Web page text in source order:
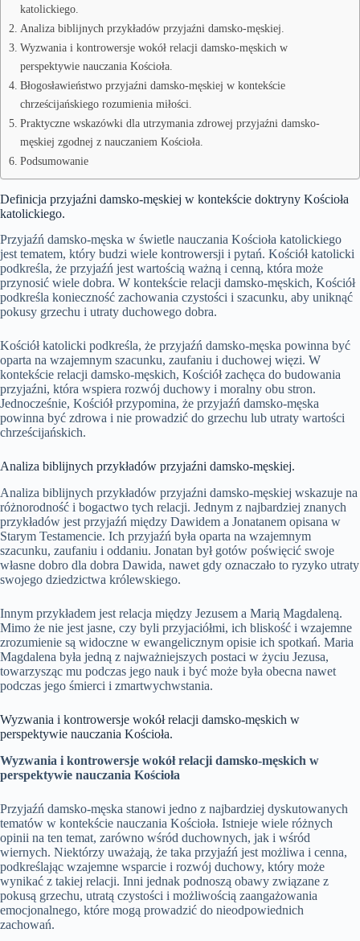
katolickiego.
Analiza biblijnych przykładów przyjaźni damsko-męskiej.
Wyzwania i kontrowersje wokół relacji damsko-męskich w
perspektywie nauczania Kościoła.
Błogosławieństwo przyjaźni damsko-męskiej w kontekście
chrześcijańskiego rozumienia miłości.
Praktyczne wskazówki dla utrzymania zdrowej przyjaźni damsko-
męskiej zgodnej z nauczaniem Kościoła.
Podsumowanie
Definicja przyjaźni damsko-męskiej w kontekście doktryny Kościoła
katolickiego.
Przyjaźń damsko-męska w świetle nauczania Kościoła katolickiego
jest tematem, który budzi wiele kontrowersji i pytań. Kościół katolicki
podkreśla, że przyjaźń jest wartością ważną i cenną, która może
przynosić wiele dobra. W kontekście relacji damsko-męskich, Kościół
podkreśla konieczność zachowania czystości i szacunku, aby uniknąć
pokusy grzechu i utraty duchowego dobra.
Kościół katolicki podkreśla, że przyjaźń damsko-męska powinna być
oparta na wzajemnym szacunku, zaufaniu i duchowej więzi. W
kontekście relacji damsko-męskich, Kościół zachęca do budowania
przyjaźni, która wspiera rozwój duchowy i moralny obu stron.
Jednocześnie, Kościół przypomina, że przyjaźń damsko-męska
powinna być zdrowa i nie prowadzić do grzechu lub utraty wartości
chrześcijańskich.
Analiza biblijnych przykładów przyjaźni damsko-męskiej.
Analiza biblijnych przykładów przyjaźni damsko-męskiej wskazuje na
różnorodność i bogactwo tych relacji. Jednym z najbardziej znanych
przykładów jest przyjaźń między Dawidem a Jonatanem opisana w
Starym Testamencie. Ich przyjaźń była oparta na wzajemnym
szacunku, zaufaniu i oddaniu. Jonatan był gotów poświęcić swoje
własne dobro dla dobra Dawida, nawet gdy oznaczało to ryzyko utraty
swojego dziedzictwa królewskiego.
Innym przykładem jest relacja między Jezusem a Marią Magdaleną.
Mimo że nie jest jasne, czy byli przyjaciółmi, ich bliskość i wzajemne
zrozumienie są widoczne w ewangelicznym opisie ich spotkań. Maria
Magdalena była jedną z najważniejszych postaci w życiu Jezusa,
towarzysząc mu podczas jego nauk i być może była obecna nawet
podczas jego śmierci i zmartwychwstania.
Wyzwania i kontrowersje wokół relacji damsko-męskich w
perspektywie nauczania Kościoła.
Wyzwania i kontrowersje wokół relacji damsko-męskich w
perspektywie nauczania Kościoła
Przyjaźń damsko-męska stanowi jedno z najbardziej dyskutowanych
tematów w kontekście nauczania Kościoła. Istnieje wiele różnych
opinii na ten temat, zarówno wśród duchownych, jak i wśród
wiernych. Niektórzy uważają, że taka przyjaźń jest możliwa i cenna,
podkreślając wzajemne wsparcie i rozwój duchowy, który może
wynikać z takiej relacji. Inni jednak podnoszą obawy związane z
pokusą grzechu, utratą czystości i możliwością zaangażowania
emocjonalnego, które mogą prowadzić do nieodpowiednich
zachowań.